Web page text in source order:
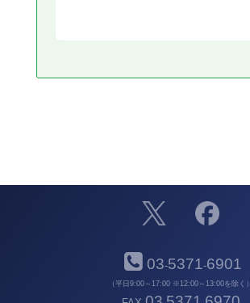
03-5371-6901
（平日9:00～17:00 ※12:00～13:00を除く）